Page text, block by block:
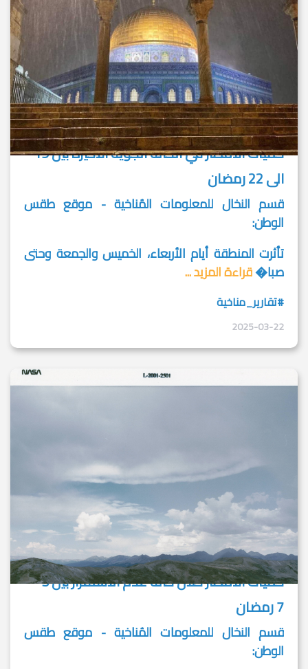
كميات الأمطار في الحالة الجوية الأخيرة بين 19
الى 22 رمضان
قسم النخال للمعلومات المُناخية - موقع طقس
الوطن:
تأثرت المنطقة أيام الأربعاء، الخميس والجمعة وحتى
صبا�قراءة المزيد ...
#تقارير_مناخية
2025-03-22
كميات الأمطار خلال حالة عدم الاستقرار بين 5 -
7 رمضان
قسم النخال للمعلومات المُناخية - موقع طقس
الوطن: